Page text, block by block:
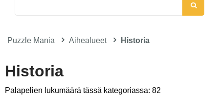
Puzzle Mania Aihealueet Historia
Historia
Palapelien lukumäärä tässä kategoriassa: 82